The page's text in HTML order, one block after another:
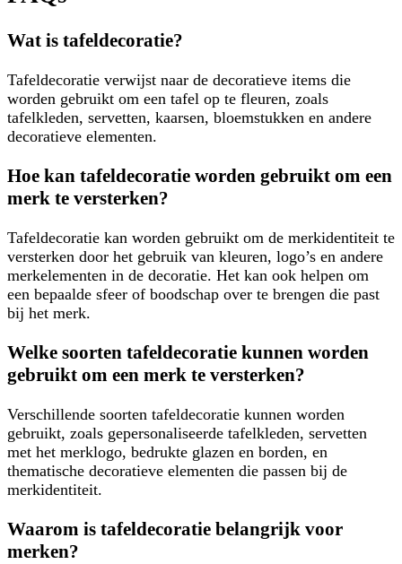
Wat is tafeldecoratie?
Tafeldecoratie verwijst naar de decoratieve items die
worden gebruikt om een tafel op te fleuren, zoals
tafelkleden, servetten, kaarsen, bloemstukken en andere
decoratieve elementen.
Hoe kan tafeldecoratie worden gebruikt om een
merk te versterken?
Tafeldecoratie kan worden gebruikt om de merkidentiteit te
versterken door het gebruik van kleuren, logo’s en andere
merkelementen in de decoratie. Het kan ook helpen om
een bepaalde sfeer of boodschap over te brengen die past
bij het merk.
Welke soorten tafeldecoratie kunnen worden
gebruikt om een merk te versterken?
Verschillende soorten tafeldecoratie kunnen worden
gebruikt, zoals gepersonaliseerde tafelkleden, servetten
met het merklogo, bedrukte glazen en borden, en
thematische decoratieve elementen die passen bij de
merkidentiteit.
Waarom is tafeldecoratie belangrijk voor
merken?